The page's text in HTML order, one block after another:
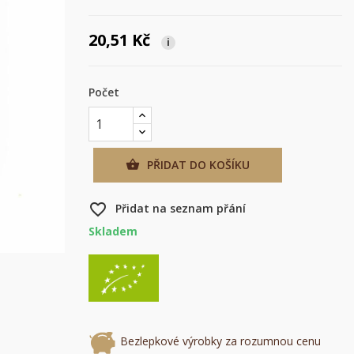
20,51 Kč i
Počet
 PŘIDAT DO KOŠÍKU
favorite_border
Přidat na seznam přání
Skladem
Bezlepkové výrobky za rozumnou cenu